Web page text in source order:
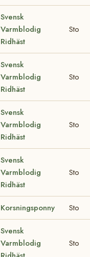
Svensk
Varmblodig
Ridhäst
Sto
Svensk
Varmblodig
Ridhäst
Sto
Svensk
Varmblodig
Ridhäst
Sto
Svensk
Varmblodig
Ridhäst
Sto
Korsningsponny Sto
Svensk
Varmblodig
Sto